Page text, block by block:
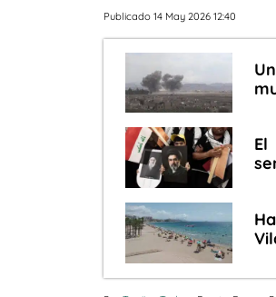
Publicado 14 May 2026 12:40